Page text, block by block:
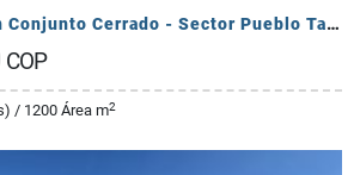
Se Venden Lotes en Conjunto Cerrado - Sector Pueblo Tapado
COP
/ 1200 Área m2